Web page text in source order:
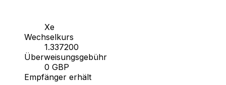
Xe
Wechselkurs
1.337200
Überweisungsgebühr
0 GBP
Empfänger erhält